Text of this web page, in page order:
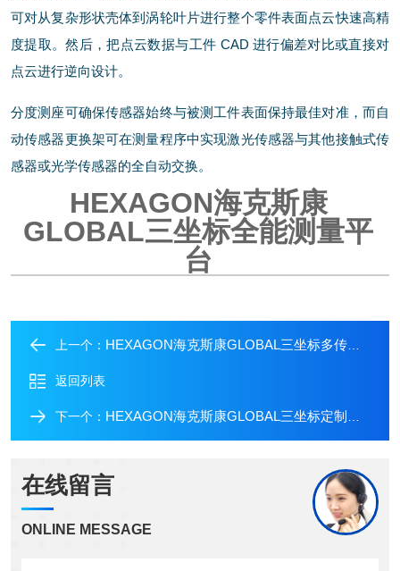
可对从复杂形状壳体到涡轮叶片进行整个零件表面点云快速高精
度提取。然后，把点云数据与工件 CAD 进行偏差对比或直接对
点云进行逆向设计。
分度测座可确保传感器始终与被测工件表面保持最佳对准，而自
动传感器更换架可在测量程序中实现激光传感器与其他接触式传
感器或光学传感器的全自动交换。
HEXAGON海克斯康
GLOBAL三坐标全能测量平
台
上一个： HEXAGON海克斯康GLOBAL三坐标多传感器
返回列表
下一个： HEXAGON海克斯康GLOBAL三坐标定制化功能包
在线留言
ONLINE MESSAGE